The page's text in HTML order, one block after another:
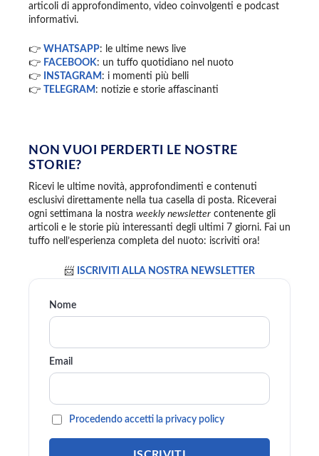
articoli di approfondimento, video coinvolgenti e podcast
informativi.
👉 WHATSAPP: le ultime news live
👉 FACEBOOK: un tuffo quotidiano nel nuoto
👉
INSTAGRAM : i momenti più belli
👉
TELEGRAM : notizie e storie affascinanti
NON VUOI PERDERTI LE NOSTRE
STORIE?
Ricevi le ultime novità, approfondimenti e contenuti
esclusivi direttamente nella tua casella di posta. Riceverai
ogni settimana la nostra weekly newsletter contenente gli
articoli e le storie più interessanti degli ultimi 7 giorni. Fai un
tuffo nell’esperienza completa del nuoto: iscriviti ora!
📨 ISCRIVITI ALLA NOSTRA NEWSLETTER
Nome
Email
Procedendo accetti la privacy policy